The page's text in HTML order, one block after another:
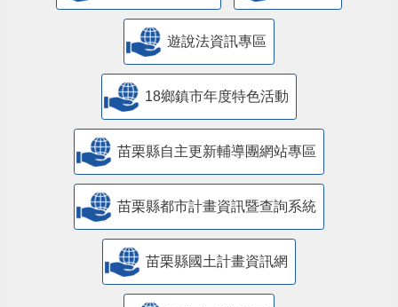
遊說法資訊專區
18鄉鎮市年度特色活動
苗栗縣自主更新輔導團網站專區
苗栗縣都市計畫資訊暨查詢系統
苗栗縣國土計畫資訊網